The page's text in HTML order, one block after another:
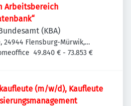
Arbeitsbereich
(KBA)
24944 Flensburg-Mürwik,
49.840 € - 73.853 €
(m/w/d), Kaufleute